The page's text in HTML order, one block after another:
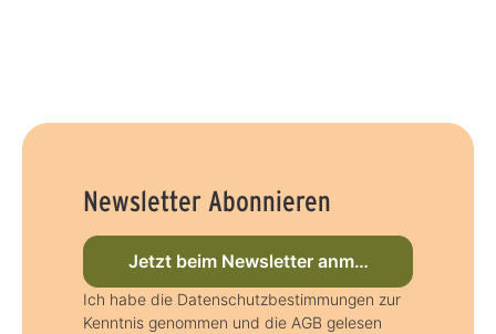
Newsletter Abonnieren
Jetzt beim Newsletter anmelden
Ich habe die Datenschutzbestimmungen zur
Kenntnis genommen und die AGB gelesen